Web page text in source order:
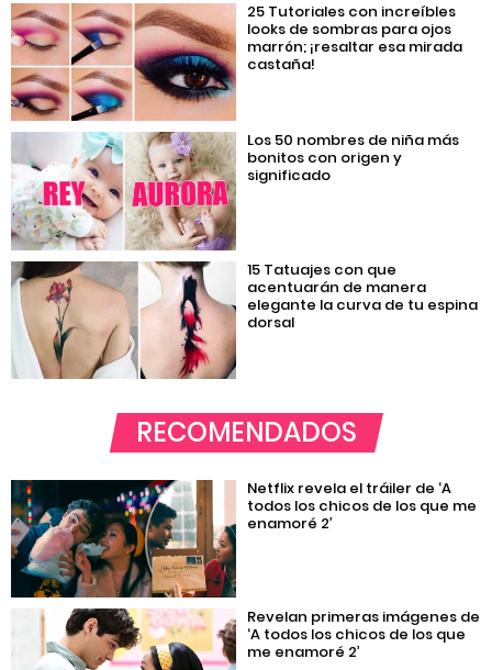
25 Tutoriales con increíbles
looks de sombras para ojos
marrón; ¡resaltar esa mirada
castaña!
Los 50 nombres de niña más
bonitos con origen y
significado
15 Tatuajes con que
acentuarán de manera
elegante la curva de tu espina
dorsal
RECOMENDADOS
Netflix revela el tráiler de ‘A
todos los chicos de los que me
enamoré 2’
Revelan primeras imágenes de
‘A todos los chicos de los que
me enamoré 2’